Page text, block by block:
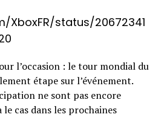
status/20672341
l’occasion : le tour mondial du
étape sur l’événement.
ne sont pas encore
le cas dans les prochaines